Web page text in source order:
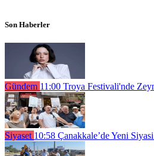
Son Haberler
Gündem 11:00 Troya Festivali'nde
Siyaset 10:58 Çanakkale’de Yeni